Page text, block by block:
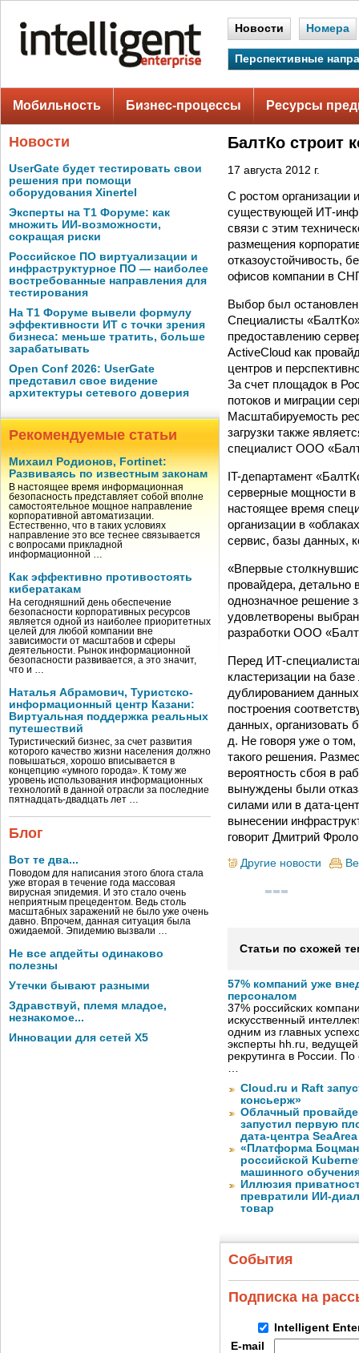
Новости Номера
Перспективные
Мобильность Бизнес-процессы Ресурсы
Новости
UserGate будет тестировать свои
решения при помощи
оборудования Xinertel
Эксперты на Т1 Форуме: как
множить ИИ-возможности,
сокращая риски
Российское ПО виртуализации и
инфраструктурное ПО — наиболее
востребованные направления для
тестирования
На Т1 Форуме вывели формулу
эффективности ИТ с точки зрения
бизнеса: меньше тратить, больше
зарабатывать
Open Conf 2026: UserGate
представил свое видение
архитектуры сетевого доверия
Рекомендуемые статьи
Михаил Родионов, Fortinet:
Развиваясь по известным законам
В настоящее время информационная
безопасность представляет собой вполне
самостоятельное мощное направление
корпоративной автоматизации.
Естественно, что в таких условиях
направление это все теснее связывается
с вопросами прикладной
информационной …
Как эффективно противостоять
кибератакам
На сегодняшний день обеспечение
безопасности корпоративных ресурсов
является одной из наиболее приоритетных
целей для любой компании вне
зависимости от масштабов и сферы
деятельности. Рынок информационной
безопасности развивается, а это значит,
что и …
Наталья Абрамович, Туристско-
информационный центр Казани:
Виртуальная поддержка реальных
путешествий
Туристический бизнес, за счет развития
которого качество жизни населения должно
повышаться, хорошо вписывается в
концепцию «умного города». К тому же
уровень использования информационных
технологий в данной отрасли за последние
пятнадцать-двадцать лет …
Блог
Вот те два...
Поводом для написания этого блога стала
уже вторая в течение года массовая
вирусная эпидемия. И это стало очень
неприятным прецедентом. Ведь столь
масштабных заражений не было уже очень
давно. Впрочем, данная ситуация была
ожидаемой. Эпидемию вызвали …
Не все апдейты одинаково
полезны
Утечки бывают разными
Здравствуй, племя младое,
незнакомое...
Инновации для сетей X5
БалтКо строит
17 августа 2012 г.
С ростом организации
существующей ИТ-
связи с этим
размещения
отказоустойчивость,
офисов компании в
Выбор был остановлен
Специалисты
предоставлению
ActiveCloud как
центров и
За счет площадок в
потоков и миграции
Масштабируемость
загрузки также
специалист ООО
IT-департамент
серверные мощности в
настоящее время
организации в
сервис, базы данных,
«Впервые
провайдера, детально
однозначное решение
удовлетворены
разработки ООО
Перед ИТ-
кластеризации на
дублированием
построения
данных, организовать
д. Не говоря уже о
такого решения.
вероятность сбоя в
вынуждены были
силами или в дата-
вынесении
говорит Дмитрий
Другие новости
Статьи по схожей
57% компаний уже
персоналом
37% российских
искусственный
одним из главных
эксперты hh.ru,
рекрутинга в России.
…
Cloud.ru и Raft
консьерж»
Облачный
запустил первую
дата-центра
«Платформа
российской
машинного
Иллюзия
превратили ИИ-
товар
События
Подписка на
Intelligent
E-mail